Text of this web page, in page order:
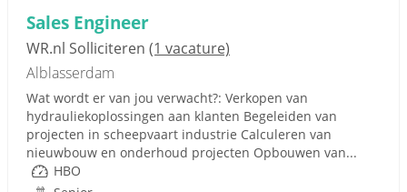
Sales Engineer
WR.nl Solliciteren (1 vacature)
Alblasserdam
Wat wordt er van jou verwacht?: Verkopen van
hydrauliekoplossingen aan klanten Begeleiden van
projecten in scheepvaart industrie Calculeren van
nieuwbouw en onderhoud projecten Opbouwen van...
HBO